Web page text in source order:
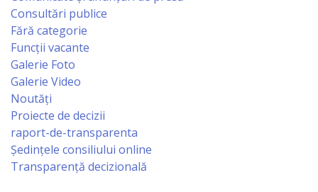
IET
DoReMiCii
Școala
sportivă
„Mihai
Viteazul”
Consultări publice
Fără categorie
Funcții vacante
Galerie Foto
Galerie Video
Noutăți
Proiecte de decizii
raport-de-transparenta
Ședințele consiliului online
Transparență decizională